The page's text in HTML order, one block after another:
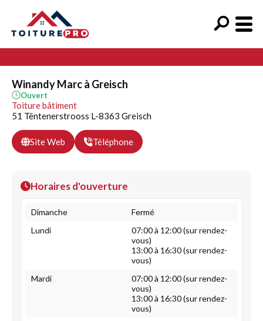
Winandy Marc à Greisch
Ouvert
Toiture bâtiment
51 Tëntenerstrooss L-8363 Greisch
Site Web Téléphone
Horaires d'ouverture
Dimanche
Fermé
Lundi
07:00 à 12:00 (sur rendez-
vous)
13:00 à 16:30 (sur rendez-
vous)
Mardi
07:00 à 12:00 (sur rendez-
vous)
13:00 à 16:30 (sur rendez-
vous)